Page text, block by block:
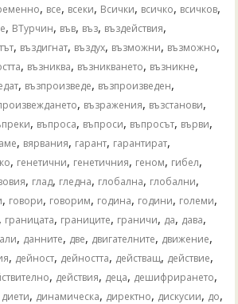
, все, всеки, Всички, всичко, всичков,
, ВТурчин, във, въз, въздействия,
, въздигнат, въздух, възможни, възможно,
, възниква, възникването, възникне,
, възпроизведе, възпроизведен,
, възражения, възстанови,
, въпроса, въпроси, въпросът, върви,
, вярвания, гарант, гарантират,
, генетични, генетичния, геном, гибел,
, глад, гледна, глобална, глобални,
, говори, говорим, година, години, големи,
, границата, границите, граничи, да, дава,
, данните, две, двигателните, движение,
, дейност, дейността, действащ, действие,
, действия, деца, дешифрирането,
диети, динамическа, директно, дискусии, до,